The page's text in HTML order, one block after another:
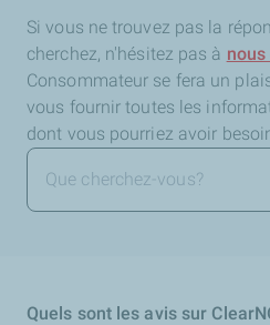
Si vous ne trouvez pas la
cherchez, n'hésitez pas à
Consommateur se fera un
vous fournir toutes les
dont vous pourriez avoir
Quels sont les avis sur